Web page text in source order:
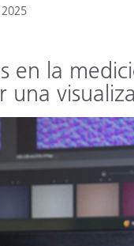
en la
una